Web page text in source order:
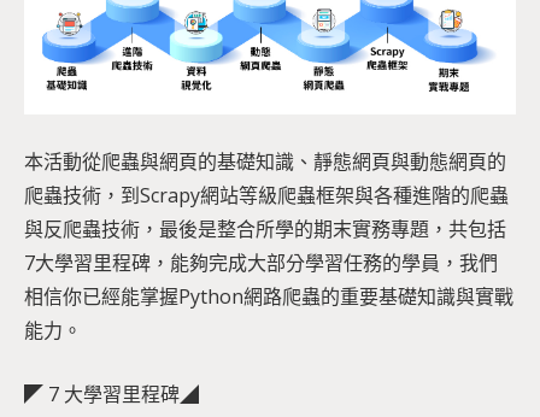
本活動從爬蟲與網頁的基礎知識、靜態網頁與動態網頁的
爬蟲技術，到Scrapy網站等級爬蟲框架與各種進階的爬蟲
與反爬蟲技術，最後是整合所學的期末實務專題，共包括
7大學習里程碑，能夠完成大部分學習任務的學員，我們
相信你已經能掌握Python網路爬蟲的重要基礎知識與實戰
能力。
◤ 7 大學習里程碑◢